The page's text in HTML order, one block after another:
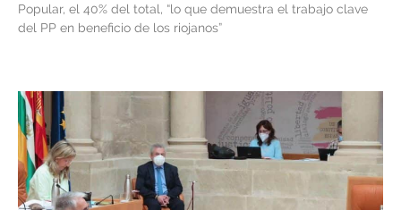
Popular, el 40% del total, “lo que demuestra el trabajo clave
del PP en beneficio de los riojanos”